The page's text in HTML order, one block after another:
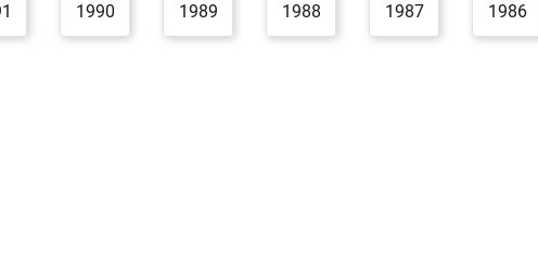
1990 1989 1988 1987 1986